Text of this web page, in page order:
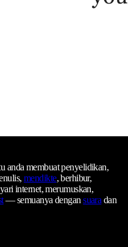
anda membuat penyelidikan,
mendikte, berhibur,
internet, merumuskan,
— semuanya dengansuaradan